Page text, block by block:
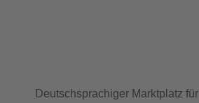
Deutschsprachiger Marktplatz für